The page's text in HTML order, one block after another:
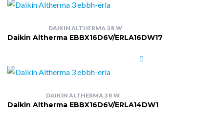
DAIKIN ALTHERMA 3 R W
Daikin Altherma EBBX16D6V/ERLA16DW17
DAIKIN ALTHERMA 3 R W
Daikin Altherma EBBX16D6V/ERLA14DW1